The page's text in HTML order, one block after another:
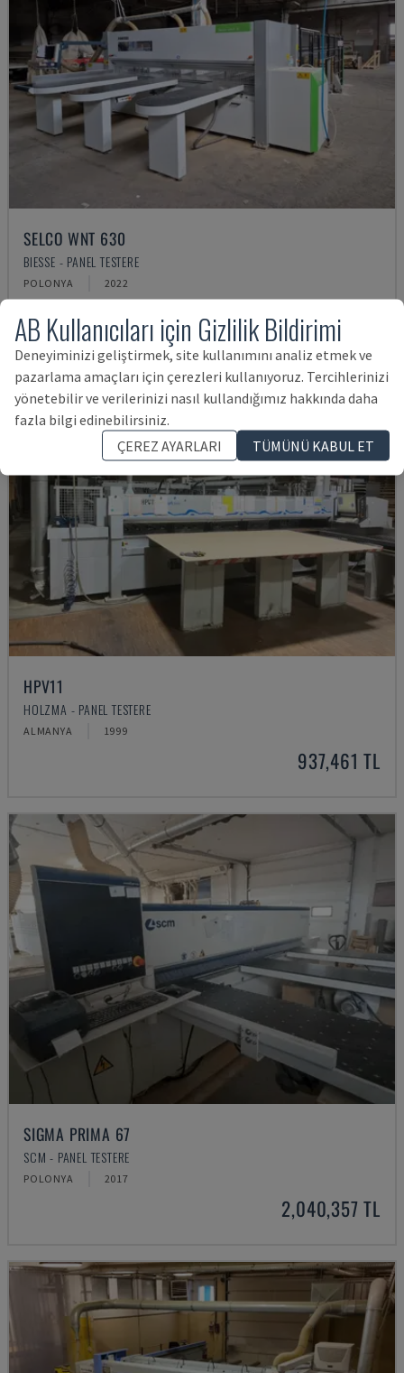
SELCO WNT 630
BIESSE - PANEL TESTERE
POLONYA 2022
4,963,030 TL
HPV11
HOLZMA - PANEL TESTERE
ALMANYA 1999
937,461 TL
SIGMA PRIMA 67
SCM - PANEL TESTERE
POLONYA 2017
2,040,357 TL
AB Kullanıcıları için Gizlilik Bildirimi
Deneyiminizi geliştirmek, site kullanımını analiz etmek ve
pazarlama amaçları için çerezleri kullanıyoruz. Tercihlerinizi
yönetebilir ve verilerinizi nasıl kullandığımız hakkında daha
fazla bilgi edinebilirsiniz.
ÇEREZ AYARLARI
TÜMÜNÜ KABUL ET